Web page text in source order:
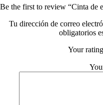
Be the first to review “Cinta de
Tu dirección de correo
obligatorios
Your rating